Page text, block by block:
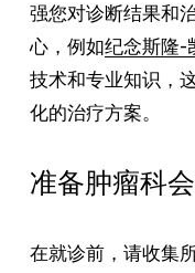
强您对诊断结果和
心，例如纪念斯隆-
技术和专业知识，
化的治疗方案。
准备肿瘤科
在就诊前，请收集